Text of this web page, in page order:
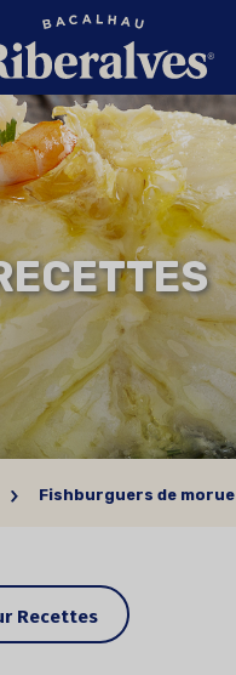
Fishburguers de morue
Recettes